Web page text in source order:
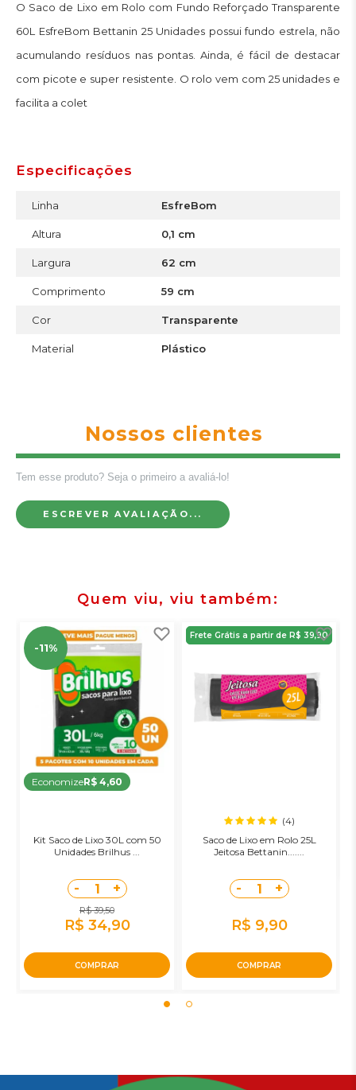
O Saco de Lixo em Rolo com Fundo Reforçado Transparente
60L EsfreBom Bettanin 25 Unidades possui fundo estrela, não
acumulando resíduos nas pontas. Ainda, é fácil de destacar
com picote e super resistente. O rolo vem com 25 unidades e
facilita a colet
Especificações
Linha EsfreBom
Altura 0,1 cm
Largura 62 cm
Comprimento 59 cm
Cor Transparente
Material Plástico
Nossos clientes
Tem esse produto? Seja o primeiro a avaliá-lo!
ESCREVER AVALIAÇÃO...
Quem viu, viu também
-11%
EconomizeR$ 4,60
Kit Saco de Lixo 30L com 50
Unidades Brilhus ...
- 1 +
R$ 39,50
R$ 34,90
COMPRAR
Frete Grátis a partir de R$ 39,90
(4)
Saco de Lixo em Rolo 25L
Jeitosa Bettanin.......
- 1 +
R$ 9,90
COMPRAR